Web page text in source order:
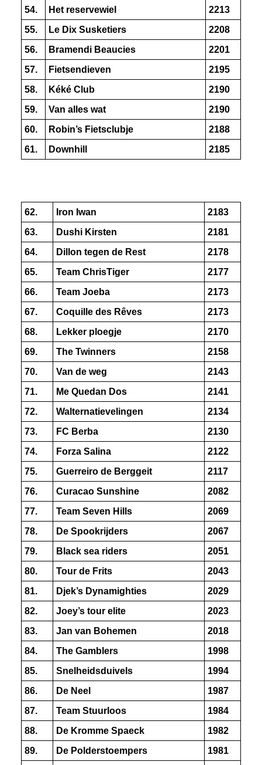
54. Het reservewiel
2213
55.
Le Dix Susketiers
2208
56.
Bramendi Beaucies
2201
57.
Fietsendieven
2195
58.
Kéké Club
2190
59.
Van alles wat
2190
60.
Robin’s Fietsclubje
2188
61.
Downhill 2185
62. Iron Iwan
2183
63.
Dushi Kirsten
2181
64.
Dillon tegen de Rest
2178
65.
Team ChrisTiger
2177
66.
Team Joeba
2173
67.
Coquille des Rêves
2173
68.
Lekker ploegje
2170
69.
The Twinners
2158
70.
Van de weg
2143
71.
Me Quedan Dos
2141
72.
Walternatievelingen
2134
73.
FC Berba
2130
74.
Forza Salina
2122
75.
Guerreiro de Berggeit
2117
76.
Curacao Sunshine
2082
77.
Team Seven Hills
2069
78.
De Spookrijders
2067
79.
Black sea riders
2051
80.
Tour de Frits
2043
81.
Djek’s Dynamighties
2029
82.
Joey’s tour elite
2023
83.
Jan van Bohemen
2018
84.
The Gamblers
1998
85.
Snelheidsduivels
1994
86.
De Neel
1987
87.
Team Stuurloos
1984
88.
De Kromme Spaeck
1982
89.
De Polderstoempers
1981